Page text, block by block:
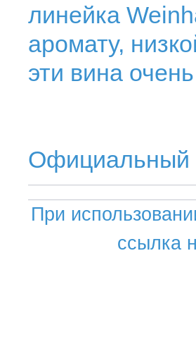
линейка
аромату,
эти вина
Официальный
При
ссылка